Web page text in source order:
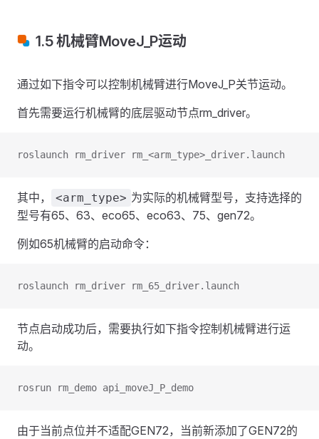
1.5 机械臂MoveJ_P运动
通过如下指令可以控制机械臂进行MoveJ_P关节运动。
首先需要运行机械臂的底层驱动节点rm_driver。
roslaunch rm_driver rm_<arm_type>_driver.launch
其中， <arm_type> 为实际的机械臂型号，支持选择的
型号有65、63、eco65、eco63、75、gen72。
例如65机械臂的启动命令：
roslaunch rm_driver rm_65_driver.launch
节点启动成功后，需要执行如下指令控制机械臂进行运
动。
rosrun rm_demo api_moveJ_P_demo
由于当前点位并不适配GEN72，当前新添加了GEN72的